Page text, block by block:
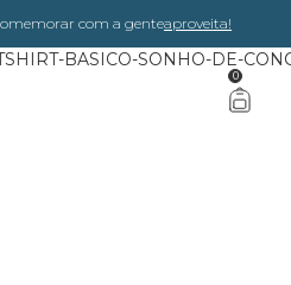
com a genteaproveita!
0